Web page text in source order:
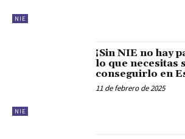
NIE
NIE
¡Sin NIE no hay
lo que necesitas
conseguirlo en
11 de febrero de 2025